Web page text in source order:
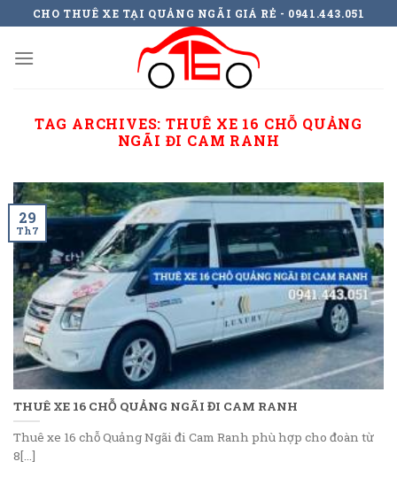
to
content
CHO THUÊ XE TẠI QUẢNG NGÃI GIÁ RẺ - 0941.443.051
TAG ARCHIVES:THUÊ XE 16 CHỖ QUẢNG
NGÃI ĐI CAM RANH
THUÊ XE 16 CHỖ QUẢNG NGÃI ĐI CAM RANH
Thuê xe 16 chỗ Quảng Ngãi đi Cam Ranh phù hợp cho đoàn từ
8[...]
29
Th7